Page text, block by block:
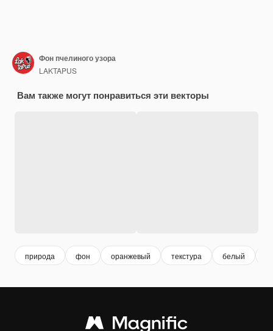
Фон пчелиного узора
LAKTAPUS
Вам также могут понравиться эти векторы
природа фон оранжевый текстура белый